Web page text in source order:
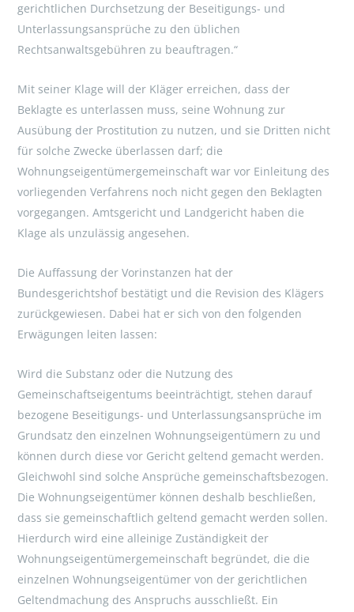
gerichtlichen Durchsetzung der Beseitigungs- und
Unterlassungsansprüche zu den üblichen
Rechtsanwaltsgebühren zu beauftragen.“
Mit seiner Klage will der Kläger erreichen, dass der
Beklagte es unterlassen muss, seine Wohnung zur
Ausübung der Prostitution zu nutzen, und sie Dritten nicht
für solche Zwecke überlassen darf; die
Wohnungseigentümergemeinschaft war vor Einleitung des
vorliegenden Verfahrens noch nicht gegen den Beklagten
vorgegangen. Amtsgericht und Landgericht haben die
Klage als unzulässig angesehen.
Die Auffassung der Vorinstanzen hat der
Bundesgerichtshof bestätigt und die Revision des Klägers
zurückgewiesen. Dabei hat er sich von den folgenden
Erwägungen leiten lassen:
Wird die Substanz oder die Nutzung des
Gemeinschaftseigentums beeinträchtigt, stehen darauf
bezogene Beseitigungs- und Unterlassungsansprüche im
Grundsatz den einzelnen Wohnungseigentümern zu und
können durch diese vor Gericht geltend gemacht werden.
Gleichwohl sind solche Ansprüche gemeinschaftsbezogen.
Die Wohnungseigentümer können deshalb beschließen,
dass sie gemeinschaftlich geltend gemacht werden sollen.
Hierdurch wird eine alleinige Zuständigkeit der
Wohnungseigentümergemeinschaft begründet, die die
einzelnen Wohnungseigentümer von der gerichtlichen
Geltendmachung des Anspruchs ausschließt. Ein